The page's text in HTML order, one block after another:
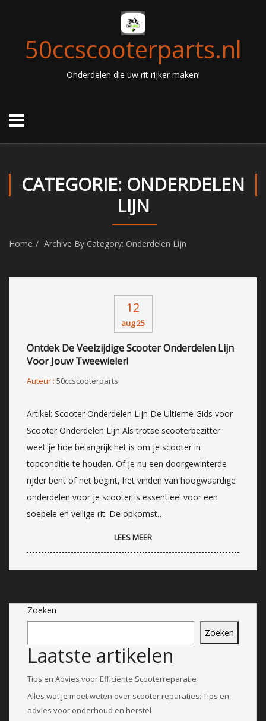
50ccscooterparts.nl
Onderdelen die uw rit rijker maken!
CATEGORIE: ONDERDELEN
LIJN
Home Archive By Category: Onderdelen Lijn
12
aug 25
Ontdek De Veelzijdige Scooter Onderdelen Lijn
Voor Jouw Tweewieler!
Auteur : 50ccscooterparts
Artikel: Scooter Onderdelen Lijn De Ultieme Gids voor
Scooter Onderdelen Lijn Als trotse scooterbezitter
weet je hoe belangrijk het is om je scooter in
topconditie te houden. Of je nu een doorgewinterde
rijder bent of net begint, het vinden van hoogwaardige
onderdelen voor je scooter is essentieel voor een
soepele en veilige rit. De opkomst…
LEES MEER
Zoeken
Zoeken
Laatste artikelen
Tips en Advies voor Efficiënte Scooterreparatie
Alles wat je moet weten over scooter reparaties: Tips en
advies voor onderhoud en herstel